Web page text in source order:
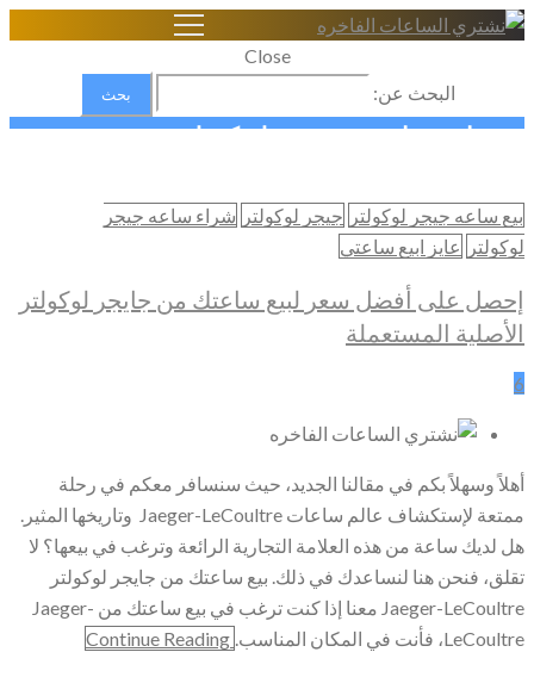
Close
البحث عن:
شراء ساعه جيجر لوكولتر
Home
شراء الساعات السويسرية الاصلية
جيجر لوكولتر
شراء ساعه جيجر لوكولتر
بيع ساعه جيجر لوكولتر جيجر لوكولتر شراء ساعه جيجر
لوكولتر
عايز ابيع ساعتي
إحصل على أفضل سعر لبيع ساعتك من جايجر لوكولتر
الأصلية المستعملة
6
أهلاً وسهلاً بكم في مقالنا الجديد، حيث سنسافر معكم في رحلة
ممتعة لإستكشاف عالم ساعات Jaeger-LeCoultre وتاريخها المثير.
هل لديك ساعة من هذه العلامة التجارية الرائعة وترغب في بيعها؟ لا
تقلق، فنحن هنا لنساعدك في ذلك. بيع ساعتك من جايجر لوكولتر
Jaeger-LeCoultre معنا إذا كنت ترغب في بيع ساعتك من Jaeger-
LeCoultre، فأنت في المكان المناسب.